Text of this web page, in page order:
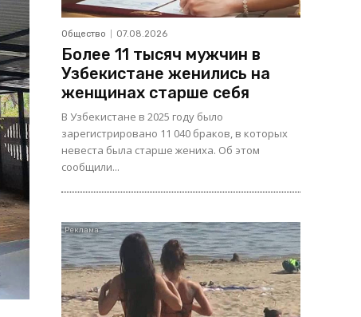
Общество 07.08.2026
Более 11 тысяч мужчин в
Узбекистане женились на
женщинах старше себя
В Узбекистане в 2025 году было
зарегистрировано 11 040 браков, в которых
невеста была старше жениха. Об этом
сообщили...